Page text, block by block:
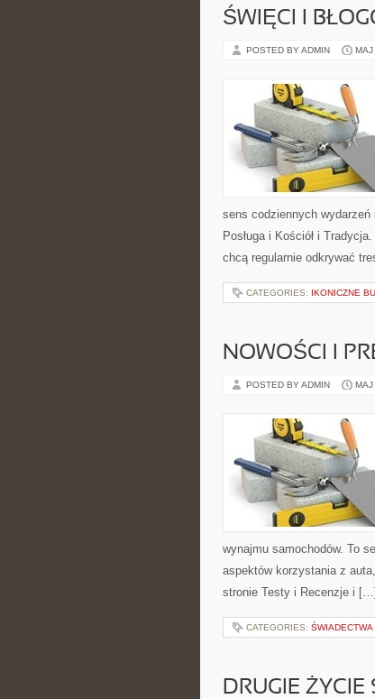
ŚWIĘCI I
POSTED BY ADMIN
sens codziennych
Posługa i Kościół i
chcą regularnie odkrywać
CATEGORIES: IKONICZNE
NOWOŚCI I
POSTED BY ADMIN
wynajmu samochodów. To
aspektów korzystania z
stronie Testy i Recenzje i […]
CATEGORIES:
DRUGIE